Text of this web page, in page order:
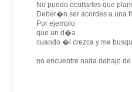
No puedo ocultarles que
Deber�n ser acordes a una
Por ejemplo
que un d�a
cuando �l crezca y me
no encuentre nada debajo de